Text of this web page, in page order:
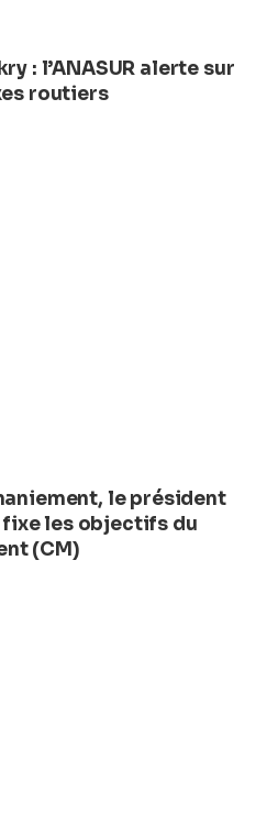
: l’ANASUR alerte sur
routiers
le président
fixe les objectifs du
(CM)